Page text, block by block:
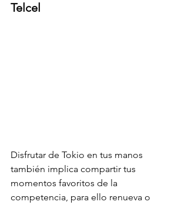
Telcel
Disfrutar de Tokio en tus manos
también implica compartir tus
momentos favoritos de la
competencia, para ello renueva o